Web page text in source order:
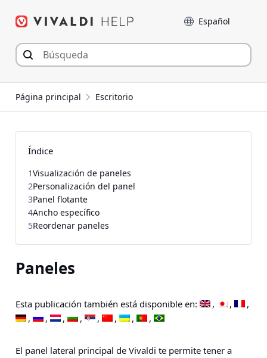
Language
Página principal Escritorio
Paneles
Esta publicación también está disponible en:
El panel lateral principal de Vivaldi te permite tener a
Índice
1Visualización de paneles
2Personalización del panel
3Panel flotante
4Ancho específico
5Reordenar paneles